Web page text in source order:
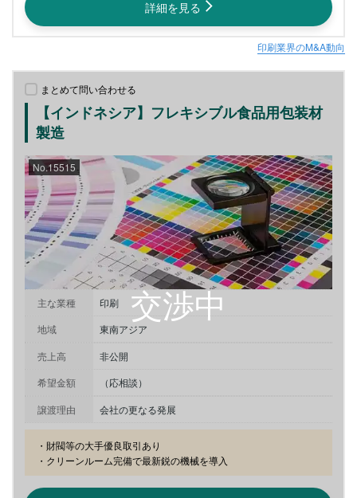
詳細を見る
印刷業界のM&A動向
まとめて問い合わせる
【インドネシア】フレキシブル食品用包装材
製造
No.15515
主な業種
印刷
地域
東南アジア
売上高
非公開
希望金額
（応相談）
譲渡理由
会社の更なる発展
・財閥等の大手優良取引あり
・クリーンルーム完備で最新鋭の機械を導入